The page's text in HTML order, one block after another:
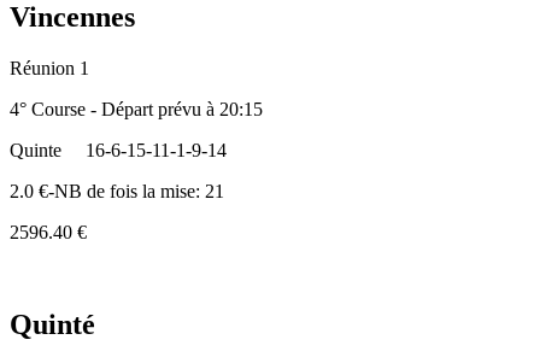
Vincennes
Réunion 1
4° Course - Départ prévu à 20:15
Quinte
16-6-15-11-1-9-14
2.0 €-NB de fois la mise: 21
2596.40 €
Quinté